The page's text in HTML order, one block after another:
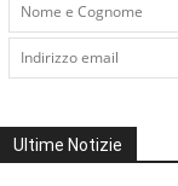
Ultime Notizie